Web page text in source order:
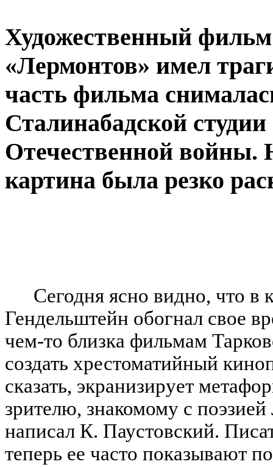
Художественный
«Лермонтов» имел
часть фильма
Сталинабадской
Отечественной войны.
картина была резко
Сегодня ясно видно, что в
Гендельштейн обогнал свое
чем-то близка фильмам
создать хрестоматийный
сказать, экранизирует
зрителю, знакомому с
написал К. Паустовский.
теперь ее часто показывают